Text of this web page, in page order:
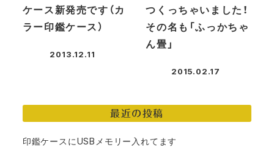
ケース新発売です（カ
ラー印鑑ケース）
投稿日
2013.12.11
つくっちゃいました！
その名も「ふっかちゃ
ん畳」
投稿日
2015.02.17
最近の投稿
印鑑ケースにUSBメモリー入れてます